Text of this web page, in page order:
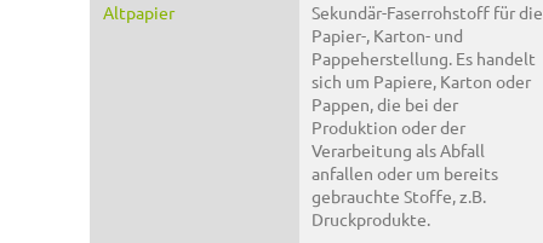
Altpapier
Sekundär-Faserrohstoff für die
Papier-, Karton- und
Pappeherstellung. Es handelt
sich um Papiere, Karton oder
Pappen, die bei der
Produktion oder der
Verarbeitung als Abfall
anfallen oder um bereits
gebrauchte Stoffe, z.B.
Druckprodukte.